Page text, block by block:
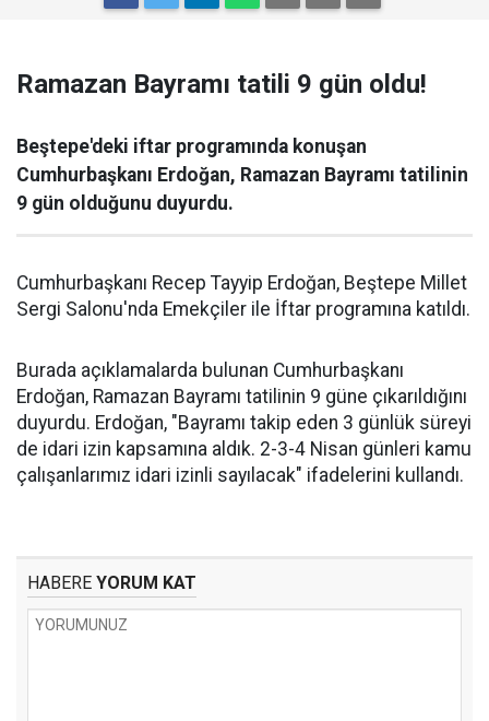
Ramazan Bayramı tatili 9 gün oldu!
Beştepe'deki iftar programında konuşan
Cumhurbaşkanı Erdoğan, Ramazan Bayramı tatilinin
9 gün olduğunu duyurdu.
Cumhurbaşkanı Recep Tayyip Erdoğan, Beştepe Millet
Sergi Salonu'nda Emekçiler ile İftar programına katıldı.
Burada açıklamalarda bulunan Cumhurbaşkanı
Erdoğan, Ramazan Bayramı tatilinin 9 güne çıkarıldığını
duyurdu. Erdoğan, "Bayramı takip eden 3 günlük süreyi
de idari izin kapsamına aldık. 2-3-4 Nisan günleri kamu
çalışanlarımız idari izinli sayılacak" ifadelerini kullandı.
HABERE YORUM KAT